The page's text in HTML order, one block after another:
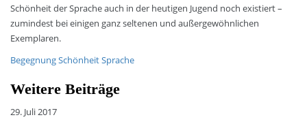
Schönheit der Sprache auch in der heutigen Jugend noch existiert –
zumindest bei einigen ganz seltenen und außergewöhnlichen
Exemplaren.
BegegnungSchönheitSprache
Weitere Beiträge
29. Juli 2017